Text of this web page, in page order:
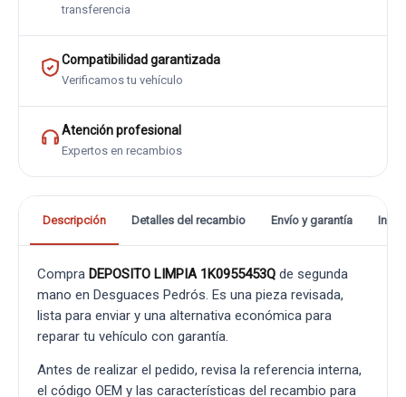
transferencia
Compatibilidad garantizada
Verificamos tu vehículo
Atención profesional
Expertos en recambios
Descripción Detalles del recambio Envío y garantía
Compra DEPOSITO LIMPIA 1K0955453Q de segunda
mano en Desguaces Pedrós. Es una pieza revisada,
lista para enviar y una alternativa económica para
reparar tu vehículo con garantía.
Antes de realizar el pedido, revisa la referencia interna,
el código OEM y las características del recambio para